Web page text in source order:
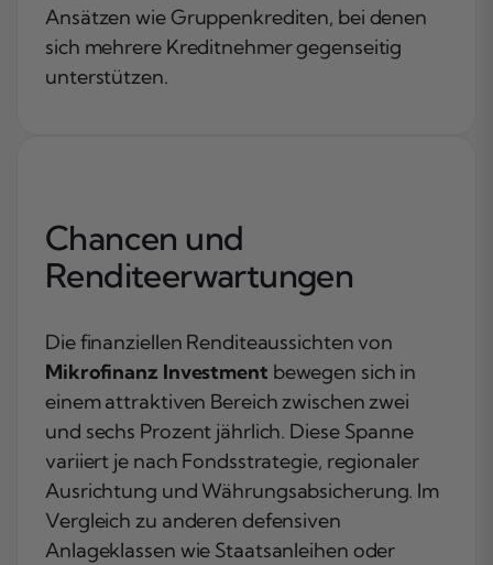
Ansätzen wie Gruppenkrediten, bei denen
sich mehrere Kreditnehmer gegenseitig
unterstützen.
Chancen und
Renditeerwartungen
Die finanziellen Renditeaussichten von
Mikrofinanz Investment bewegen sich in
einem attraktiven Bereich zwischen zwei
und sechs Prozent jährlich. Diese Spanne
variiert je nach Fondsstrategie, regionaler
Ausrichtung und Währungsabsicherung. Im
Vergleich zu anderen defensiven
Anlageklassen wie Staatsanleihen oder